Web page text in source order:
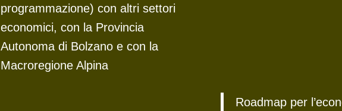
programmazione) con altri settori
economici, con la Provincia
Autonoma di Bolzano e con la
Macroregione Alpina
Roadmap per